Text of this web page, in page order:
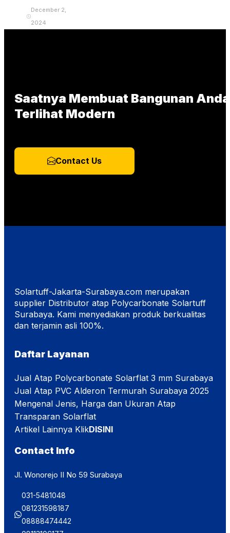
December 2,
2024
Saatnya Membuat Bangunan Anda
Terlihat Modern
Contact Us
Solartuff-Jakarta-Surabaya.com merupakan
supplier Distributor atap Polycarbonate Solartuff
Surabaya. Kami menyediakan produk berkualitas
dan terjamin asli 100%.
Daftar Layanan
Jual Atap Polycarbonate Solarflat 3 mm Surabaya
Jual Atap PVC Alderon Termurah Surabaya 2025
Mengenal Jenis, Harga dan Ukuran Atap
Transparan Solarflat
Artikel Lainnya KlikDISINI
Contact Info
Jl. Wonorejo II No 59 Surabaya
031-5481048
081231598187
08888474442